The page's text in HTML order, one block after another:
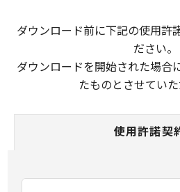
ダウンロード前に下記の使用許
ださい。
ダウンロードを開始された場合
たものとさせていた
使用許諾契